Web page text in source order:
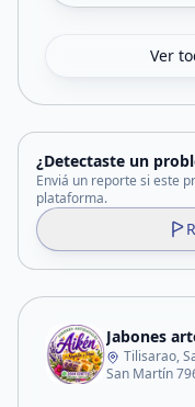
Ver
¿Detectaste un
Enviá un reporte si este
plataforma.
Jabones
Tilisarao,
San Martín